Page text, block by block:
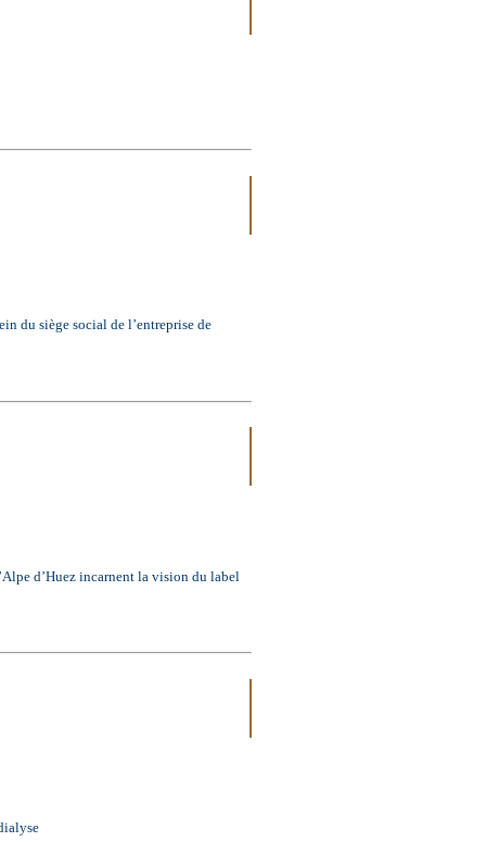
du siège social de l’entreprise de
d’Huez incarnent la vision du label